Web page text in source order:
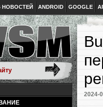
НОВОСТЕЙ ANDROID GOOGLE
2024-